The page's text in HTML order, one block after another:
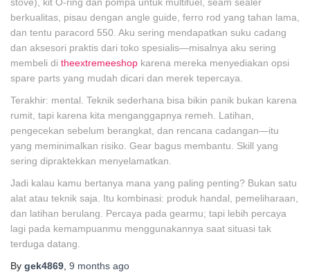
berkualitas, pisau dengan angle guide, ferro rod yang tahan lama,
dan tentu paracord 550. Aku sering mendapatkan suku cadang
dan aksesori praktis dari toko spesialis—misalnya aku sering
membeli di theextremeeshop karena mereka menyediakan opsi
spare parts yang mudah dicari dan merek tepercaya.
Terakhir: mental. Teknik sederhana bisa bikin panik bukan karena
rumit, tapi karena kita menganggapnya remeh. Latihan,
pengecekan sebelum berangkat, dan rencana cadangan—itu
yang meminimalkan risiko. Gear bagus membantu. Skill yang
sering dipraktekkan menyelamatkan.
Jadi kalau kamu bertanya mana yang paling penting? Bukan satu
alat atau teknik saja. Itu kombinasi: produk handal, pemeliharaan,
dan latihan berulang. Percaya pada gearmu; tapi lebih percaya
lagi pada kemampuanmu menggunakannya saat situasi tak
terduga datang.
By gek4869 9 months ago